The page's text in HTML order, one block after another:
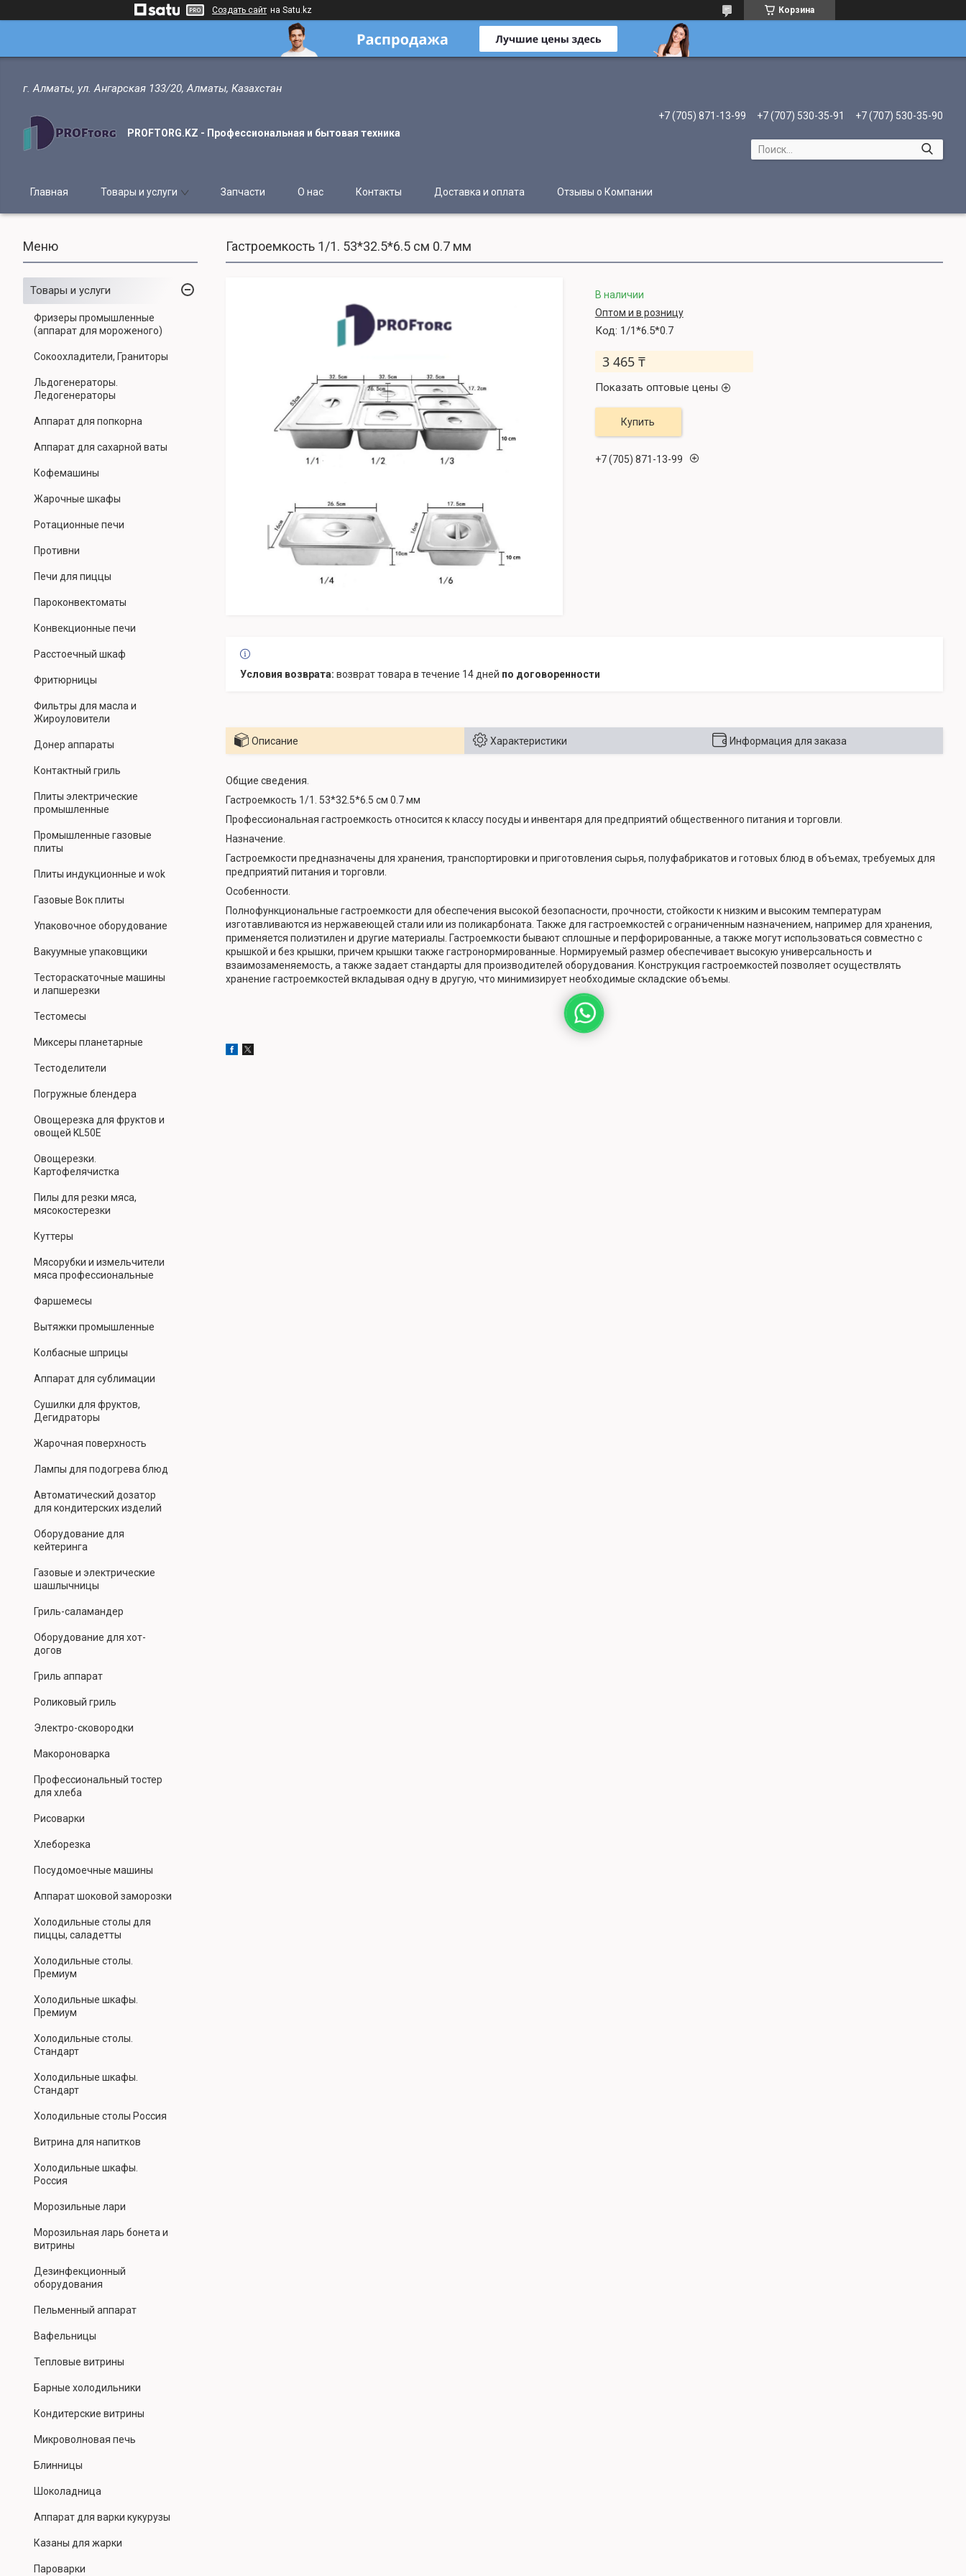
Создать сайт на Satu.kz Корзина
г. Алматы, ул. Ангарская 133/20, Алматы, Казахстан
PROFTORG.KZ - Профессиональная и бытовая техника
+7 (705) 871-13-99 +7 (707) 530-35-91 +7 (707) 530-35-90
Главная Товары и услуги Запчасти О нас Контакты Доставка и оплата Отзывы о Компании
Товары и услуги
Фризеры промышленные
(аппарат для мороженого)
Сокоохладители, Граниторы
Льдогенераторы.
Ледогенераторы
Аппарат для попкорна
Аппарат для сахарной ваты
Кофемашины
Жарочные шкафы
Ротационные печи
Противни
Печи для пиццы
Пароконвектоматы
Конвекционные печи
Расстоечный шкаф
Фритюрницы
Фильтры для масла и
Жироуловители
Донер аппараты
Контактный гриль
Плиты электрические
промышленные
Промышленные газовые
плиты
Плиты индукционные и wok
Газовые Вок плиты
Упаковочное оборудование
Вакуумные упаковщики
Тестораскаточные машины
и лапшерезки
Тестомесы
Миксеры планетарные
Тестоделители
Погружные блендера
Овощерезка для фруктов и
овощей KL50E
Овощерезки.
Картофелячистка
Пилы для резки мяса,
мясокостерезки
Куттеры
Мясорубки и измельчители
мяса профессиональные
Фаршемесы
Вытяжки промышленные
Колбасные шприцы
Аппарат для сублимации
Сушилки для фруктов,
Дегидраторы
Жарочная поверхность
Лампы для подогрева блюд
Автоматический дозатор
для кондитерских изделий
Оборудование для
кейтеринга
Газовые и электрические
шашлычницы
Гриль-саламандер
Оборудование для хот-
догов
Гриль аппарат
Роликовый гриль
Электро-сковородки
Макороноварка
Профессиональный тостер
для хлеба
Рисоварки
Хлеборезка
Посудомоечные машины
Аппарат шоковой заморозки
Холодильные столы для
пиццы, саладетты
Холодильные столы.
Премиум
Холодильные шкафы.
Премиум
Холодильные столы.
Стандарт
Холодильные шкафы.
Стандарт
Холодильные столы Россия
Витрина для напитков
Холодильные шкафы.
Россия
Морозильные лари
Морозильная ларь бонета и
витрины
Дезинфекционный
оборудования
Пельменный аппарат
Вафельницы
Тепловые витрины
Барные холодильники
Кондитерские витрины
Микроволновая печь
Блинницы
Шоколадница
Аппарат для варки кукурузы
Казаны для жарки
Пароварки
Гастроемкость 1/1. 53*32.5*6.5 см 0.7 мм
В наличии
Оптом и в розницу
Код: 1/1*6.5*0.7
3 465 ₸
Показать оптовые цены
Купить
+7 (705) 871-13-99
возврат товара в течение 14 дней по договоренности
Описание Характеристики Информация для заказа
Общие сведения.
Гастроемкость 1/1. 53*32.5*6.5 см 0.7 мм
Профессиональная гастроемкость относится к классу посуды и инвентаря для предприятий общественного питания и торговли.
Назначение.
Гастроемкости предназначены для хранения, транспортировки и приготовления сырья, полуфабрикатов и готовых блюд в объемах, требуемых для
предприятий питания и торговли.
Особенности.
Полнофункциональные гастроемкости для обеспечения высокой безопасности, прочности, стойкости к низким и высоким температурам
изготавливаются из нержавеющей стали или из поликарбоната. Также для гастроемкостей с ограниченным назначением, например для хранения,
применяется полиэтилен и другие материалы. Гастроемкости бывают сплошные и перфорированные, а также могут использоваться совместно с
крышкой и без крышки, причем крышки также гастронормированные. Нормируемый размер обеспечивает высокую универсальность и
взаимозаменяемость, а также задает стандарты для производителей оборудования. Конструкция гастроемкостей позволяет осуществлять
хранение гастроемкостей вкладывая одну в другую, что минимизирует необходимые складские объемы.